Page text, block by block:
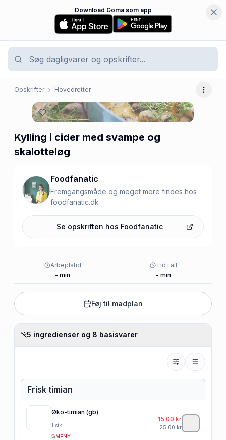
Download Goma som app
Opskrifter Hovedretter Flere
Kylling i cider med svampe og
skalotteløg
Foodfanatic
Fremgangsmåde og meget mere findes hos
foodfanatic.dk
Se opskriften hos Foodfanatic
Arbejdstid
- min
Tid i alt
- min
Føj til madplan
5 ingredienser og 8 basisvarer
Frisk timian
Øko-timian (gb)
1 stk
MENY
15.00 kr
25.00kr